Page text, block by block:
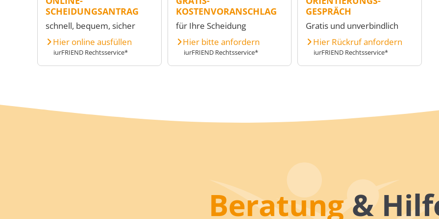
SCHEIDUNGSANTRAG
schnell, bequem, sicher
Hier online ausfüllen
iurFRIEND Rechtsservice*
KOSTENVORANSCHLAG
für Ihre Scheidung
Hier bitte anfordern
iurFRIEND Rechtsservice*
GESPRÄCH
Gratis und unverbindlich
Hier Rückruf anfordern
iurFRIEND Rechtsservice*
Beratung&